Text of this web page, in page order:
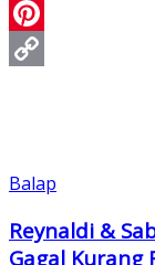
WhatsApp
Pinterest
Balap
Reynaldi &
Gagal Kurang